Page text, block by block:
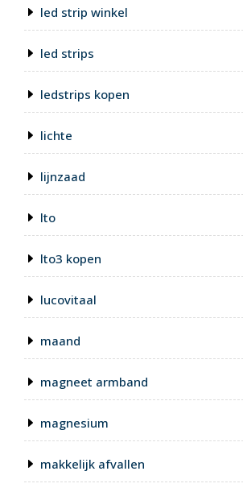
led strip winkel
led strips
ledstrips kopen
lichte
lijnzaad
lto
lto3 kopen
lucovitaal
maand
magneet armband
magnesium
makkelijk afvallen